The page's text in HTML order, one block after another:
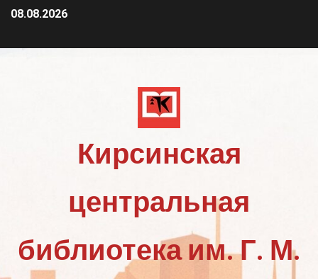
08.08.2026
Кирсинская
центральная
библиотека им. Г. М.